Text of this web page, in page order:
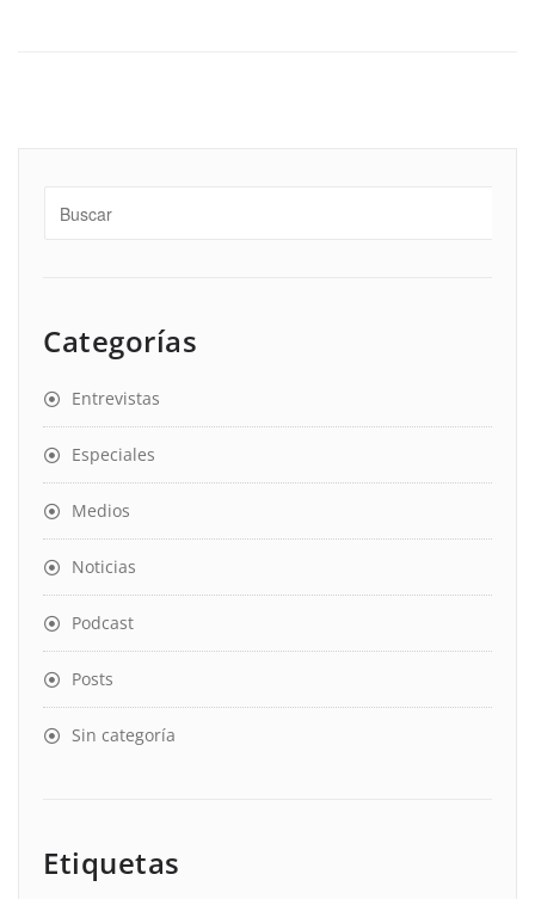
Categorías
Entrevistas
Especiales
Medios
Noticias
Podcast
Posts
Sin categoría
Etiquetas